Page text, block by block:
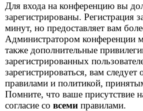
Для входа на конференцию вы
зарегистрированы. Регистрация
минут, но предоставляет вам
Администратором конференции
также дополнительные
зарегистрированных
зарегистрироваться, вам следует
правилами и политикой,
Помните, что ваше присутствие
согласие со всеми правилами.